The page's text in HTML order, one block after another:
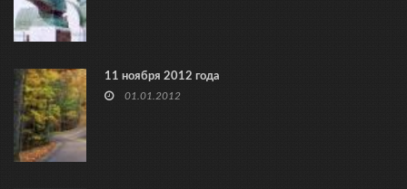
11 ноября 2012 года
01.01.2012